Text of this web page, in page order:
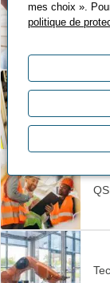
mes choix ».
politique de